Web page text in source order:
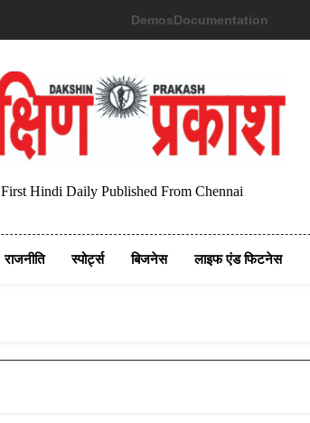
DemosDocumentation
First Hindi Daily Published From Chennai
राजनीति स्पोर्ट्स बिजनेस लाइफ एंड फिटनेस